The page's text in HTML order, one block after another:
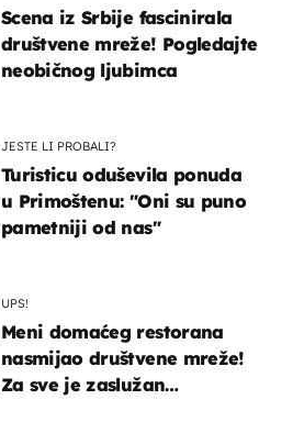
Scena iz Srbije fascinirala
društvene mreže! Pogledajte
neobičnog ljubimca
JESTE LI PROBALI?
Turisticu oduševila ponuda
u Primoštenu: "Oni su puno
pametniji od nas"
UPS!
Meni domaćeg restorana
nasmijao društvene mreže!
Za sve je zaslužan